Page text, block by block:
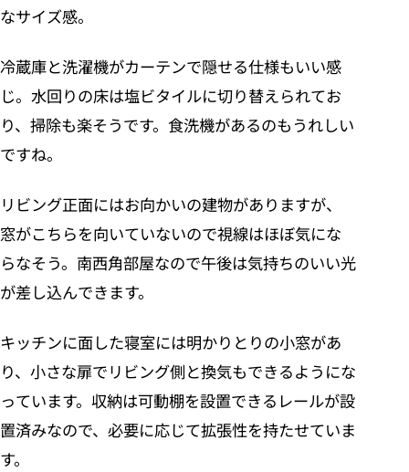
なサイズ感。
冷蔵庫と洗濯機がカーテンで隠せる仕様もいい感
じ。水回りの床は塩ビタイルに切り替えられてお
り、掃除も楽そうです。食洗機があるのもうれしい
ですね。
リビング正面にはお向かいの建物がありますが、
窓がこちらを向いていないので視線はほぼ気にな
らなそう。南西角部屋なので午後は気持ちのいい光
が差し込んできます。
キッチンに面した寝室には明かりとりの小窓があ
り、小さな扉でリビング側と換気もできるようにな
っています。収納は可動棚を設置できるレールが設
置済みなので、必要に応じて拡張性を持たせていま
す。